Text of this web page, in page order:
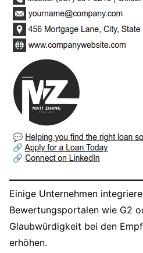
Einige Unternehmen
Bewertungsportalen wie G2
Glaubwürdigkeit bei den
erhöhen.